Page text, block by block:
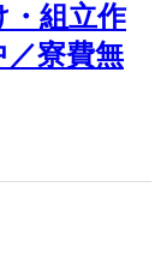
・組立作
／寮費無